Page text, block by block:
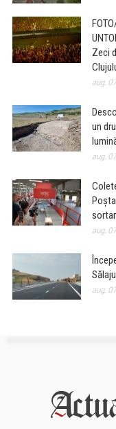
Zeci
aug.
un
aug.
aug.
aug.